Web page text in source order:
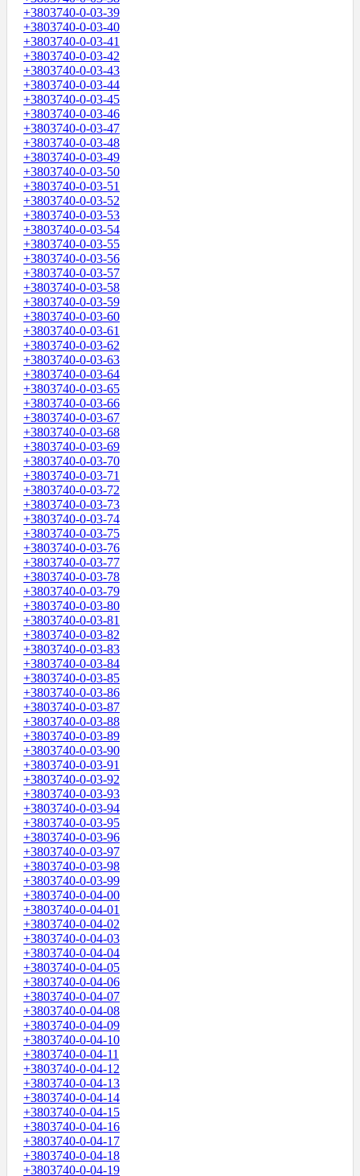
+3803740-0-03-39
+3803740-0-03-40
+3803740-0-03-41
+3803740-0-03-42
+3803740-0-03-43
+3803740-0-03-44
+3803740-0-03-45
+3803740-0-03-46
+3803740-0-03-47
+3803740-0-03-48
+3803740-0-03-49
+3803740-0-03-50
+3803740-0-03-51
+3803740-0-03-52
+3803740-0-03-53
+3803740-0-03-54
+3803740-0-03-55
+3803740-0-03-56
+3803740-0-03-57
+3803740-0-03-58
+3803740-0-03-59
+3803740-0-03-60
+3803740-0-03-61
+3803740-0-03-62
+3803740-0-03-63
+3803740-0-03-64
+3803740-0-03-65
+3803740-0-03-66
+3803740-0-03-67
+3803740-0-03-68
+3803740-0-03-69
+3803740-0-03-70
+3803740-0-03-71
+3803740-0-03-72
+3803740-0-03-73
+3803740-0-03-74
+3803740-0-03-75
+3803740-0-03-76
+3803740-0-03-77
+3803740-0-03-78
+3803740-0-03-79
+3803740-0-03-80
+3803740-0-03-81
+3803740-0-03-82
+3803740-0-03-83
+3803740-0-03-84
+3803740-0-03-85
+3803740-0-03-86
+3803740-0-03-87
+3803740-0-03-88
+3803740-0-03-89
+3803740-0-03-90
+3803740-0-03-91
+3803740-0-03-92
+3803740-0-03-93
+3803740-0-03-94
+3803740-0-03-95
+3803740-0-03-96
+3803740-0-03-97
+3803740-0-03-98
+3803740-0-03-99
+3803740-0-04-00
+3803740-0-04-01
+3803740-0-04-02
+3803740-0-04-03
+3803740-0-04-04
+3803740-0-04-05
+3803740-0-04-06
+3803740-0-04-07
+3803740-0-04-08
+3803740-0-04-09
+3803740-0-04-10
+3803740-0-04-11
+3803740-0-04-12
+3803740-0-04-13
+3803740-0-04-14
+3803740-0-04-15
+3803740-0-04-16
+3803740-0-04-17
+3803740-0-04-18
+3803740-0-04-19